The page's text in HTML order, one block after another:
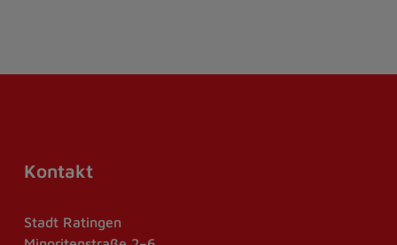
Kontakt
Stadt Ratingen